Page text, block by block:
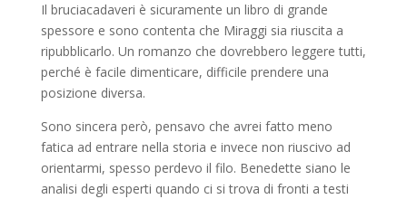
Il bruciacadaveri è sicuramente un libro di grande
spessore e sono contenta che Miraggi sia riuscita a
ripubblicarlo. Un romanzo che dovrebbero leggere tutti,
perché è facile dimenticare, difficile prendere una
posizione diversa.
Sono sincera però, pensavo che avrei fatto meno
fatica ad entrare nella storia e invece non riuscivo ad
orientarmi, spesso perdevo il filo. Benedette siano le
analisi degli esperti quando ci si trova di fronti a testi